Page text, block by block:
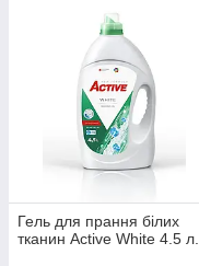
Гель для прання білих
тканин Active White 4.5 л.